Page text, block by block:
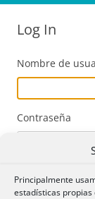
Principalmente
estadísticas propias
Log In
Nombre de
Contraseña